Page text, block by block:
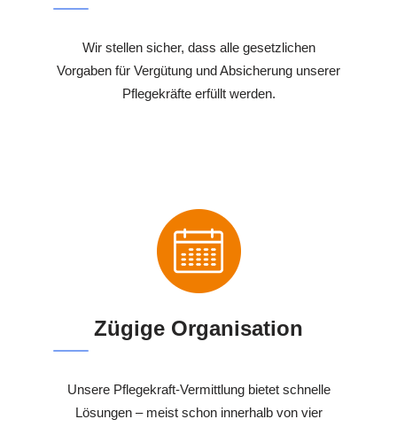
Wir stellen sicher, dass alle gesetzlichen
Vorgaben für Vergütung und Absicherung unserer
Pflegekräfte erfüllt werden.
Zügige Organisation
Unsere Pflegekraft-Vermittlung bietet schnelle
Lösungen – meist schon innerhalb von vier